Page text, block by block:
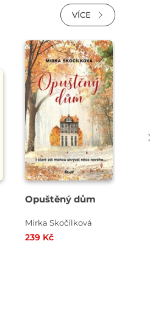
VÍCE
Opuštěný dům
Mirka Skočílková
239 Kč